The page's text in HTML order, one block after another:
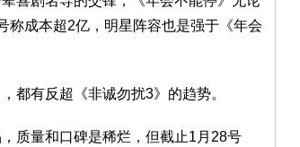
称成本超2亿，明星阵容也是强于《年会
都有反超《非诚勿扰3》的趋势。
质量和口碑是稀烂，但截止1月28号